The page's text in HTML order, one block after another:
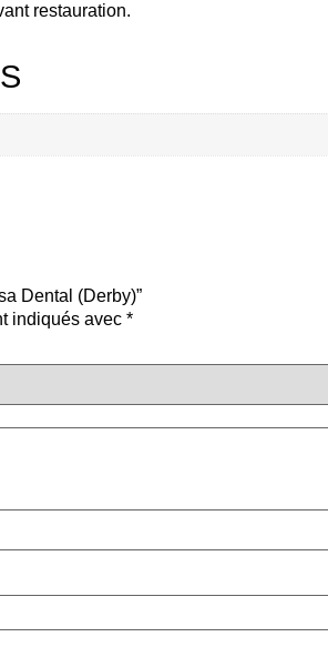
restauration.
Dental (Derby)”
indiqués avec *